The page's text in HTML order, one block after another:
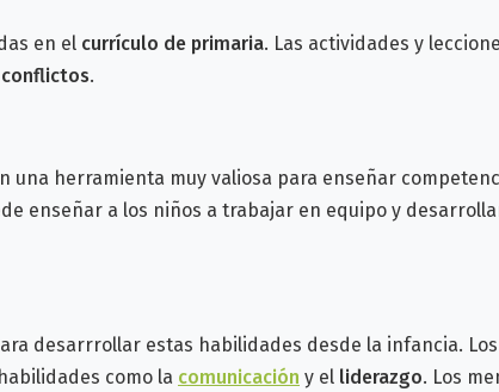
en el currículo de primaria. Las actividades y
.
una herramienta muy valiosa para enseñar
enseñar a los niños a trabajar en equipo y
desarrrollar estas habilidades desde la infancia.
como la comunicación y el liderazgo. Los